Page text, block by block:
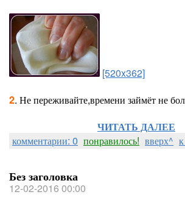
[520x362]
2. Не переживайте,времени займёт не
ЧИТАТЬ ДАЛЕЕ
комментарии: 0 понравилось! вверх^
Без заголовка
12-02-2016 00:00